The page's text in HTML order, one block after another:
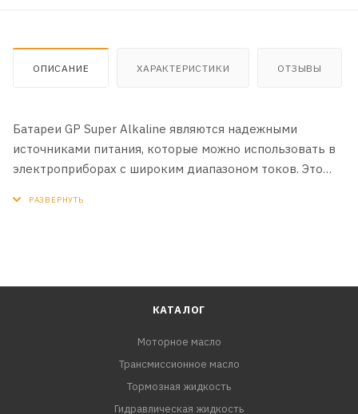
ОПИСАНИЕ ХАРАКТЕРИСТИКИ ОТЗЫВЫ
Батареи GP Super Alkaline являются надежными
источниками питания, которые можно использовать в
электроприборах с широким диапазоном токов. Это
КАТАЛОГ
Моторное масло
Трансмиссионное масло
Тормозная жидкость
Гидравлическая жидкость